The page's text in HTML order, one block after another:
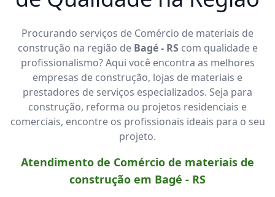
Procurando serviços de Comércio de materiais de
construção na região de Bagé - RS com qualidade e
profissionalismo? Aqui você encontra as melhores
empresas de construção, lojas de materiais e
prestadores de serviços especializados. Seja para
construção, reforma ou projetos residenciais e
comerciais, encontre os profissionais ideais para o seu
projeto.
Atendimento de Comércio de materiais de
construção em Bagé - RS